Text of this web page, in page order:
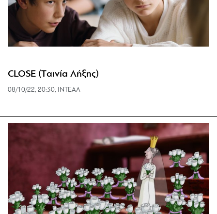
CLOSE (Tαινία Λήξης)
08/10/22, 20:30, ΙΝΤΕΑΛ